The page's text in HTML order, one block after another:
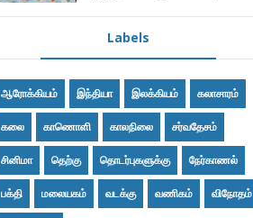
Labels
ஆரோக்கியம் இந்தியா இலக்கியம் கலாசாரம்
கலை காணொளி காலநிலை சர்வதேசம்
சினிமா தெற்கு தொடர்புகளுக்கு நேர்காணல்
பக்தி மலையகம் வடக்கு வணிகம் விநோதம்